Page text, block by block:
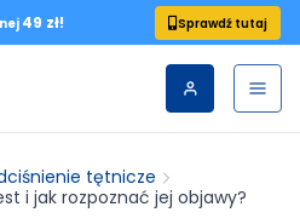
49 zł! Sprawdź tutaj
tętnicze
i jak rozpoznać jej objawy?